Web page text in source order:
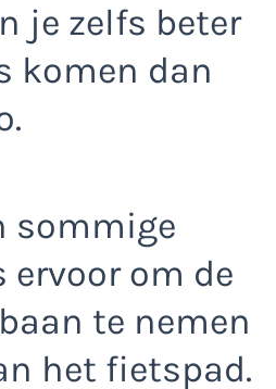
je zelfs beter
komen dan
sommige
ervoor om de
te nemen
het fietspad.